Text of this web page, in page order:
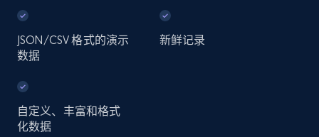
JSON/CSV 格式的演示
数据
新鲜记录
自定义、丰富和格式
化数据